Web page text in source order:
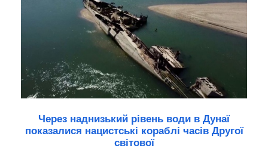
Через наднизький рівень води в Дунаї
показалися нацистські кораблі часів Другої
світової